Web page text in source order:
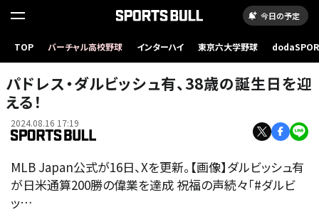
今日の予定
TOP バーチャル高校野球 インターハイ 東京六大学野球
パドレス・ダルビッシュ有、38歳の誕生日を迎
える！
2024.08.16 17:19
MLB Japan公式が16日、Xを更新。【画像】ダルビッシュ有
が日米通算200勝の偉業を達成 祝福の声続々「#ダルビ
ッ…